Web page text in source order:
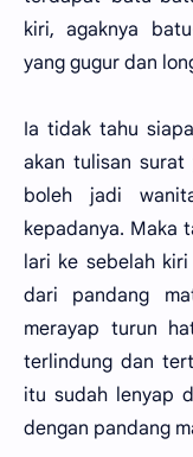
kiri, agaknya
yang gugur dan
Ia tidak tahu
akan tulisan
boleh jadi
kepadanya. Maka
lari ke sebelah
dari pandang
merayap turun
terlindung dan
itu sudah lenyap
dengan pandang